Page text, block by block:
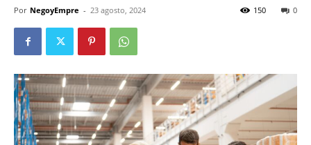
Por NegoyEmpre - 23 agosto, 2024 0
150